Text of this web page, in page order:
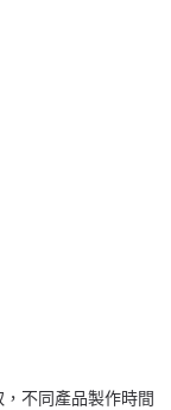
不同產品製作時間